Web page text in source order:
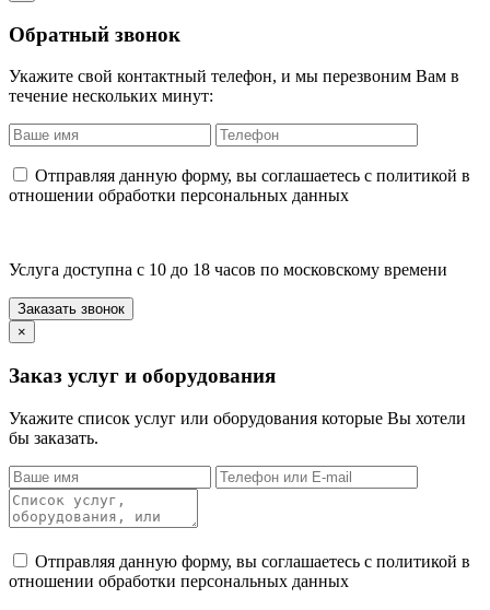
Обратный звонок
Укажите свой контактный телефон, и мы перезвоним Вам в
течение нескольких минут:
Отправляя данную форму, вы соглашаетесь с политикой в
отношении обработки персональных данных
Услуга доступна с 10 до 18 часов по московскому времени
×
Заказ услуг и оборудования
Укажите список услуг или оборудования которые Вы хотели
бы заказать.
Отправляя данную форму, вы соглашаетесь с политикой в
отношении обработки персональных данных